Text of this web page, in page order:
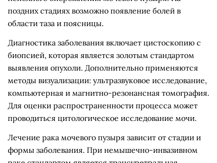
поздних стадиях возможно появление болей в
области таза и поясницы.
Диагностика заболевания включает цистоскопию с
биопсией, которая является золотым стандартом
выявления опухоли. Дополнительно применяются
методы визуализации: ультразвуковое исследование,
компьютерная и магнитно-резонансная томография.
Для оценки распространенности процесса может
проводиться цитологическое исследование мочи.
Лечение рака мочевого пузыря зависит от стадии и
формы заболевания. При немышечно-инвазивном